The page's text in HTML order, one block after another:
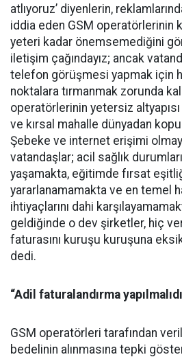
atlıyoruz’ diyenlerin,
iddia eden GSM operatörlerinin
yeteri kadar önemsemediğini
iletişim çağındayız; ancak
telefon görüşmesi yapmak için
noktalara tırmanmak zorunda
operatörlerinin yetersiz
ve kırsal mahalle dünyadan
Şebeke ve internet erişimi
vatandaşlar; acil sağlık
yaşamakta, eğitimde fırsat
yararlanamamakta ve en temel
ihtiyaçlarını dahi
geldiğinde o dev şirketler, hiç
faturasını kuruşu kuruşuna
dedi.
“Adil faturalandırma
GSM operatörleri tarafından
bedelinin alınmasına tepki